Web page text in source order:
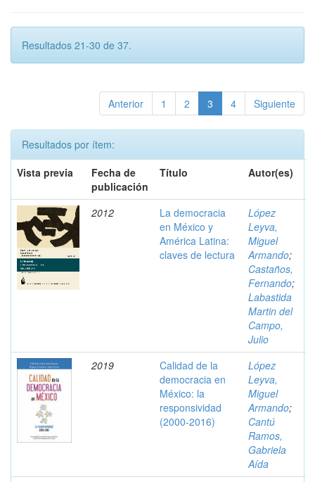
Resultados 21-30 de 37.
Anterior 1 2 3 4 Siguiente
Resultados por ítem:
Vista previa
Fecha de
publicación
Título Autor(es)
2012
La democracia
en México y
América Latina:
claves de lectura
López
Leyva,
Miguel
Armando;
Castaños,
Fernando;
Labastida
Martin del
Campo,
Julio
2019
Calidad de la
democracia en
México: la
responsividad
(2000-2016)
López
Leyva,
Miguel
Armando;
Cantú
Ramos,
Gabriela
Aída